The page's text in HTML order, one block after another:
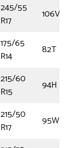
245/55
R17
106V
175/65
R14
82T
215/60
R15
94H
215/50
R17
95W